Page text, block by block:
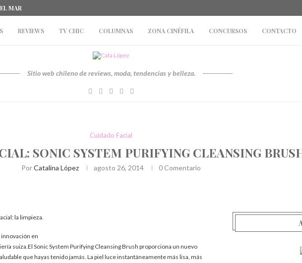
MAR
REVIEWS TV CHIC COLUMNAS ZONA CINÉFILA CONCURSOS CONTACTO
Sitio web chileno de reviews, moda, tendencias y belleza.
Cuidado Facial
SONIC SYSTEM PURIFYING CLEANSING
PorCatalina López agosto 26, 2014 0 Comentario
la limpieza.
en
suiza.El Sonic System Purifying Cleansing Brush proporciona un nuevo
que hayas tenido jamás. La piel luce instantáneamente más lisa, más